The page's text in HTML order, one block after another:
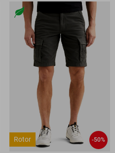
Rotor -50%